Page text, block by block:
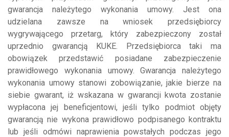
gwarancja należytego wykonania umowy. Jest ona
udzielana zawsze na wniosek przedsiębiorcy
wygrywającego przetarg, który zabezpieczony został
uprzednio gwarancją KUKE. Przedsiębiorca taki ma
obowiązek przedstawić posiadane zabezpieczenie
prawidłowego wykonania umowy. Gwarancja należytego
wykonania umowy stanowi zobowiązanie, jakie bierze na
siebie gwarant, iż wskazana w gwarancji kwota zostanie
wypłacona jej beneficjentowi, jeśli tylko podmiot objęty
gwarancją nie wykona prawidłowo podpisanego kontraktu
lub jeśli odmówi naprawienia powstałych podczas jego